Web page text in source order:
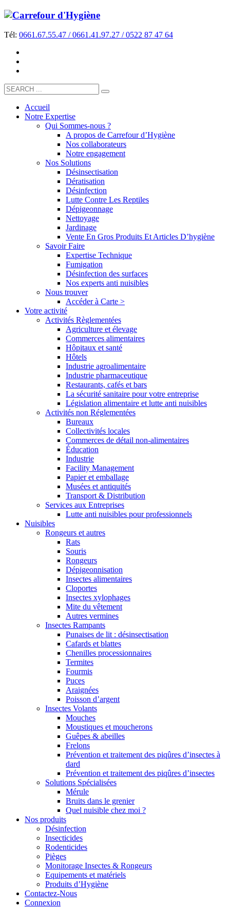
Tél: 0661.67.55.47 / 0661.41.97.27 / 0522 87 47 64
Accueil
Notre Expertise
Qui Sommes-nous ?
A propos de Carrefour d’Hygiène
Nos collaborateurs
Notre engagement
Nos Solutions
Désinsectisation
Dératisation
Désinfection
Lutte Contre Les Reptiles
Dépigeonnage
Nettoyage
Jardinage
Vente En Gros Produits Et Articles D’hygiène
Savoir Faire
Expertise Technique
Fumigation
Désinfection des surfaces
Nos experts anti nuisibles
Nous trouver
Accéder à Carte >
Votre activité
Activités Règlementées
Agriculture et élevage
Commerces alimentaires
Hôpitaux et santé
Hôtels
Industrie agroalimentaire
Industrie pharmaceutique
Restaurants, cafés et bars
La sécurité sanitaire pour votre entreprise
Législation alimentaire et lutte anti nuisibles
Activités non Réglementées
Bureaux
Collectivités locales
Commerces de détail non-alimentaires
Éducation
Industrie
Facility Management
Papier et emballage
Musées et antiquités
Transport & Distribution
Services aux Entreprises
Lutte anti nuisibles pour professionnels
Nuisibles
Rongeurs et autres
Rats
Souris
Rongeurs
Dépigeonnisation
Insectes alimentaires
Cloportes
Insectes xylophages
Mite du vêtement
Autres vermines
Insectes Rampants
Punaises de lit : désinsectisation
Cafards et blattes
Chenilles processionnaires
Termites
Fourmis
Puces
Araignées
Poisson d’argent
Insectes Volants
Mouches
Moustiques et moucherons
Guêpes & abeilles
Frelons
Prévention et traitement des piqûres d’insectes à
dard
Prévention et traitement des piqûres d’insectes
Solutions Spécialisées
Mérule
Bruits dans le grenier
Quel nuisible chez moi ?
Nos produits
Désinfection
Insecticides
Rodenticides
Pièges
Monitorage Insectes & Rongeurs
Equipements et matériels
Produits d’Hygiène
Contactez-Nous
Connexion